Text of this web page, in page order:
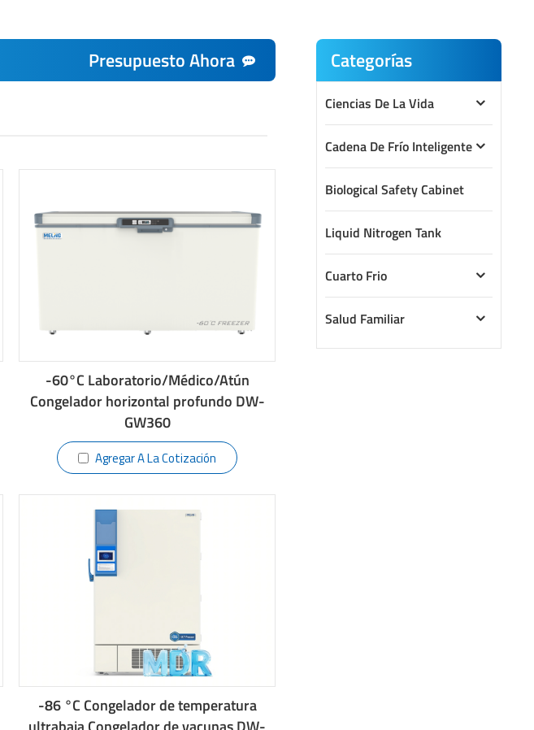
Presupuesto Ahora
-60°C Laboratorio/Médico/Atún
Congelador horizontal profundo DW-
GW360
Agregar A La Cotización
-86 °C Congelador de temperatura
Categorías
Ciencias De La Vida
Cadena De Frío Inteligente
Biological Safety Cabinet
Liquid Nitrogen Tank
Cuarto Frio
Salud Familiar